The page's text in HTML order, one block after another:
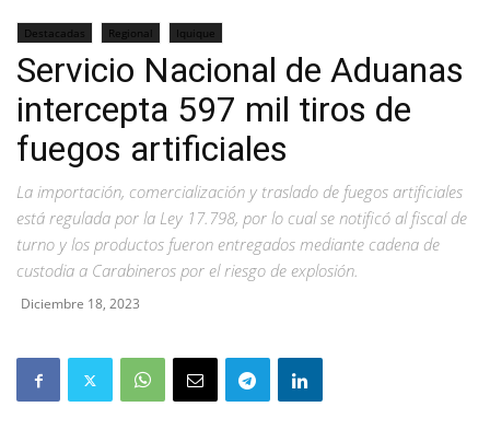
Destacadas Regional Iquique
Servicio Nacional de Aduanas
intercepta 597 mil tiros de
fuegos artificiales
La importación, comercialización y traslado de fuegos artificiales
está regulada por la Ley 17.798, por lo cual se notificó al fiscal de
turno y los productos fueron entregados mediante cadena de
custodia a Carabineros por el riesgo de explosión.
Diciembre 18, 2023